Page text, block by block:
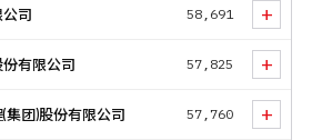
司 58,691 +
有限公司 57,825 +
集团)股份有限公司 57,760 +